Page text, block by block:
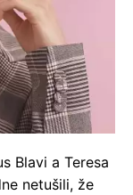
Blavi a Teresa
netušili, že